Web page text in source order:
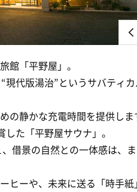
館「平野屋」。
代版湯治”というサバティ
の静かな充電時間を提供しま
た「平野屋サウナ」。
借景の自然との一体感は、
ヒーや、未来に送る「時手紙